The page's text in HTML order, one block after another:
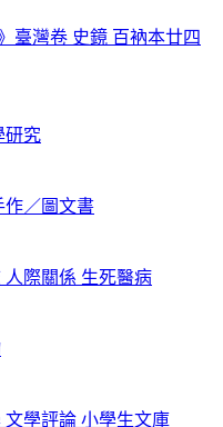
臺灣卷 史鏡 百衲本廿四
研究
作／圖文書
人際關係 生死醫病
文學評論 小學生文庫